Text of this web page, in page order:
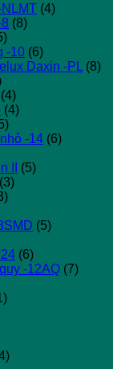
(4)
(8)
-10 (6)
Daxin -PL (8)
(4)
(4)
-14 (6)
II
(5)
(3)
(5)
(6)
-12AQ (7)